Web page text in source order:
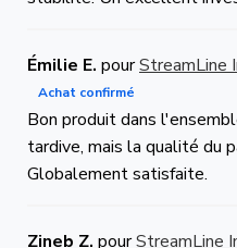
Émilie E. pourStreamLine
Achat confirmé
Bon produit dans
tardive, mais la qualité du
Globalement satisfaite.
Zineb Z. pourStreamLine